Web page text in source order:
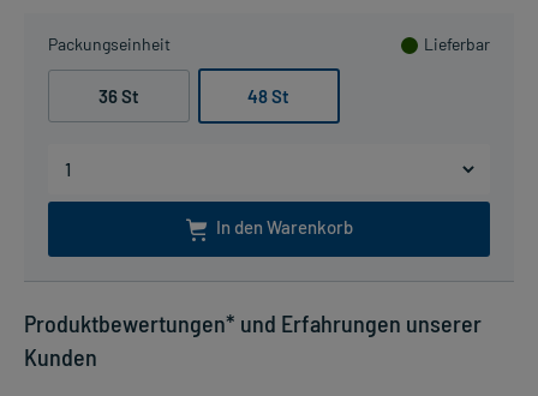
Packungseinheit Lieferbar
36 St 48 St
In den Warenkorb
Produktbewertungen* und Erfahrungen unserer
Kunden